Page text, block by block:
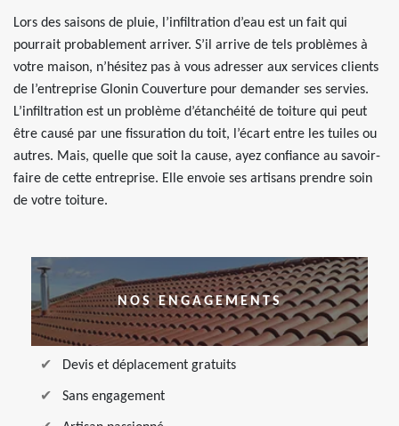
Lors des saisons de pluie, l’infiltration d’eau est un fait qui
pourrait probablement arriver. S’il arrive de tels problèmes à
votre maison, n’hésitez pas à vous adresser aux services clients
de l’entreprise Glonin Couverture pour demander ses servies.
L’infiltration est un problème d’étanchéité de toiture qui peut
être causé par une fissuration du toit, l’écart entre les tuiles ou
autres. Mais, quelle que soit la cause, ayez confiance au savoir-
faire de cette entreprise. Elle envoie ses artisans prendre soin
de votre toiture.
NOS ENGAGEMENTS
Devis et déplacement gratuits
Sans engagement